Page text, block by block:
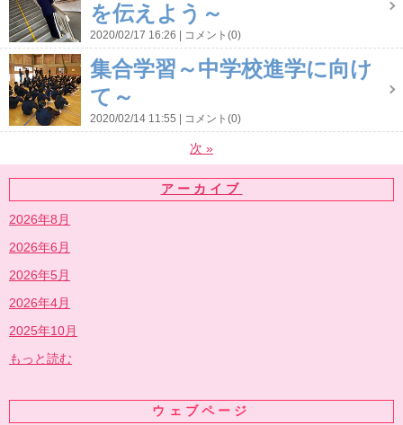
を伝えよう～
2020/02/17 16:26 コメント(0)
集合学習～中学校進学に向け
て～
2020/02/14 11:55 コメント(0)
次 »
アーカイブ
2026年8月
2026年6月
2026年5月
2026年4月
2025年10月
もっと読む
ウェブページ